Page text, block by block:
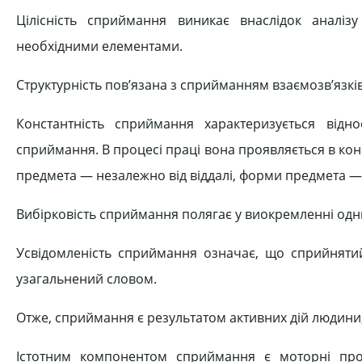
Цілісність сприймання виникає внаслідок
необхідними елементами.
Структурність пов’язана з сприйманням
Константність сприймання характеризується
сприймання. В процесі праці вона проявляється в
предмета — незалежно від віддалі, форми предмета —
Вибірковість сприймання полягає у виокремленні
Усвідомленість сприймання означає, що
узагальнений словом.
Отже, сприймання є результатом активних дій
Істотним компонентом сприймання є моторні